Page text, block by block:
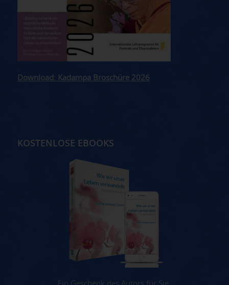
Download: Kadampa Broschüre 2026
KOSTENLOSE EBOOKS